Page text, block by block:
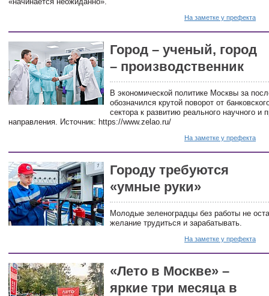
На заметке у префекта
Город – ученый, город
– производственник
В экономической политике Москвы за
обозначился крутой поворот от
сектора к развитию реального научного и
направления. Источник: https://www.zelao.ru/
На заметке у префекта
Городу требуются
«умные руки»
Молодые зеленоградцы без работы не
желание трудиться и зарабатывать.
На заметке у префекта
«Лето в Москве» –
яркие три месяца в